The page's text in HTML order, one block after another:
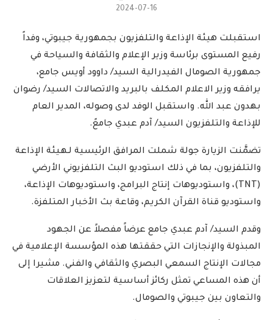
2024-07-16
استقبلت هيئة الإذاعة والتلفزيون بجمهورية جيبوتي، وفداً
رفيع المستوى برئاسة وزير الإعلام والثقافة والسياحة في
جمهورية الصومال الفيدرالية السيد/ داوود أويس جامع،
يرافقه وزير الاعلام المكلف بالبريد والاتصالات السيد/ رضوان
بهدون عبد الله. واستقبل الوفد لدى وصوله، المدير العام
للإذاعة والتلفزيون السيد/ آدم عبدي جامعً.
تضمَّنت الزيارة جولة شملت المرافق الرئيسية لـهيئة الإذاعة
والتلفزيون، بما في ذلك استوديو البث التلفزيوني الأرضي
(TNT)، واستوديوهات إنتاج البرامج، واستوديوهات الإذاعة،
واستوديو قناة القرآن الكريم، وقاعة بث الأخبار المتلفزة.
وقدم السيد/ آدم عبدي جامع عرضاً مفصلاً عن الجهود
المبذولة والإنجازات التي حققتها هذه المؤسسة الإعلامية في
مجالات الإنتاج السمعي البصري والثقافي والفني. مشيرا إلى
أن هذه المساعي تمثل ركائز أساسية لتعزيز العلاقات
والتعاون بين جيبوتي والصومال.